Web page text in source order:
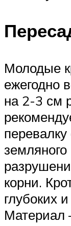
Молодые
ежегодно
на 2-3 см
земляного
корни.
глубоких
Материал